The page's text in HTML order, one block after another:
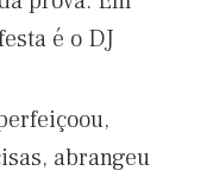
é o DJ
abrangeu